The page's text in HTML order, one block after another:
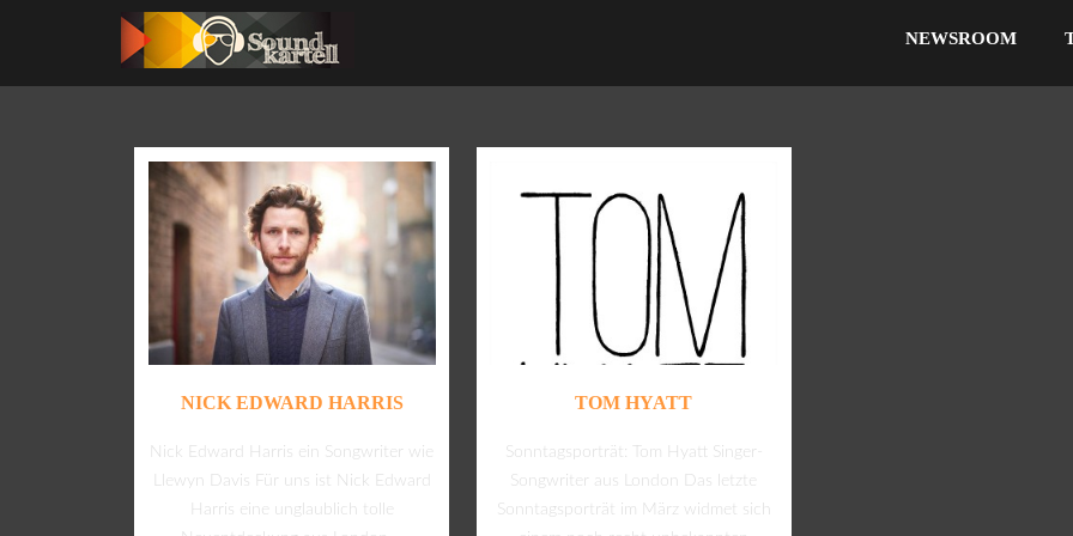
NEWSROOM
NICK EDWARD HARRIS
Nick Edward Harris ein Songwriter wie
Llewyn Davis Für uns ist Nick Edward
Harris eine unglaublich tolle
TOM HYATT
Sonntagsporträt: Tom Hyatt Singer-
Songwriter aus London Das letzte
Sonntagsporträt im März widmet sich